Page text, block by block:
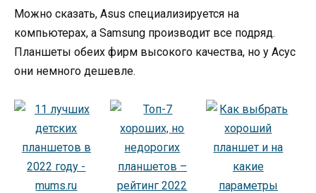
Можно сказать, Asus специализируется на
компьютерах, а Samsung производит все подряд.
Планшеты обеих фирм высокого качества, но у Асус
они немного дешевле.